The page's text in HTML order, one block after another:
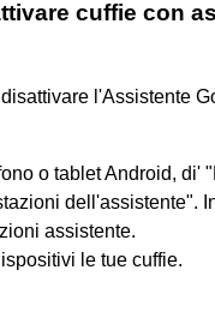
cuffie con
l'Assistente
o tablet Android, di'
dell'assistente".
assistente.
le tue cuffie.